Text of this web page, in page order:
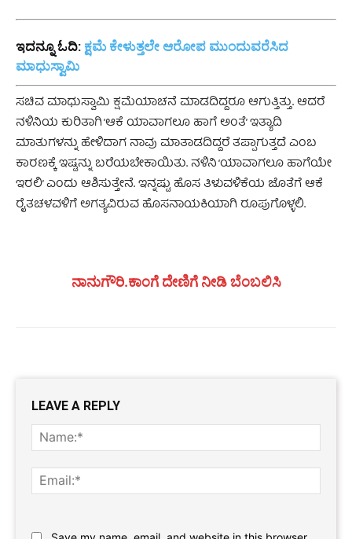
ಇದನ್ನೂ ಓದಿ: ಕ್ಷಮೆ ಕೇಳುತ್ತಲೇ ಆರೋಪ ಮುಂದುವರೆಸಿದ
ಮಾಧುಸ್ವಾಮಿ
ಸಚಿವ ಮಾಧುಸ್ವಾಮಿ ಕ್ಷಮೆಯಾಚನೆ ಮಾಡದಿದ್ದರೂ ಆಗುತ್ತಿತ್ತು. ಆದರೆ
ನಳಿನಿಯ ಕುರಿತಾಗಿ ‘ಆಕೆ ಯಾವಾಗಲೂ ಹಾಗೆ ಅಂತೆ’ ಇತ್ಯಾದಿ
ಮಾತುಗಳನ್ನು ಹೇಳಿದಾಗ ನಾವು ಮಾತಾಡದಿದ್ದರೆ ತಪ್ಪಾಗುತ್ತದೆ ಎಂಬ
ಕಾರಣಕ್ಕೆ ಇಷ್ಟನ್ನು ಬರೆಯಬೇಕಾಯಿತು. ನಳಿನಿ ‘ಯಾವಾಗಲೂ ಹಾಗೆಯೇ
ಇರಲಿ’ ಎಂದು ಆಶಿಸುತ್ತೇನೆ. ಇನ್ನಷ್ಟು ಹೊಸ ತಿಳುವಳಿಕೆಯ ಜೊತೆಗೆ ಆಕೆ
ರೈತಚಳವಳಿಗೆ ಅಗತ್ಯವಿರುವ ಹೊಸನಾಯಕಿಯಾಗಿ ರೂಪುಗೊಳ್ಳಲಿ.
ನಾನುಗೌರಿ.ಕಾಂಗೆ ದೇಣಿಗೆ ನೀಡಿ ಬೆಂಬಲಿಸಿ
LEAVE A REPLY